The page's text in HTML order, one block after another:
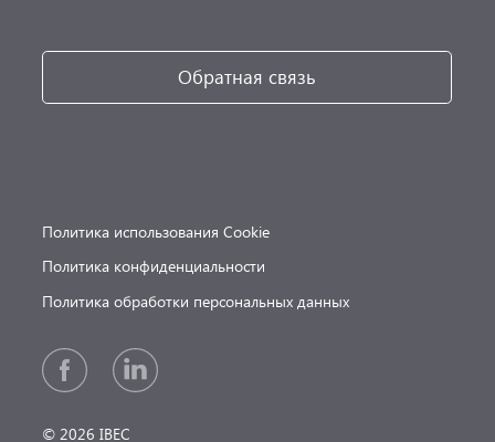
Обратная связь
Политика использования Cookie
Политика конфиденциальности
Политика обработки персональных данных
© 2026 IBEC